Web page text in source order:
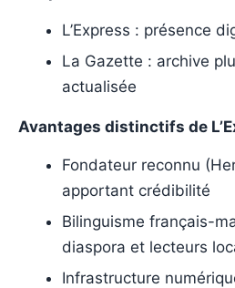
L’Express : présence
La Gazette : archive
actualisée
Avantages distinctifs de
Fondateur reconnu
apportant crédibilité
Bilinguisme français-
diaspora et lecteurs
Infrastructure